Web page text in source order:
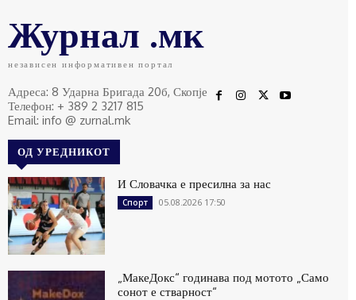
Журнал .мк
независен информативен портал
Адреса: 8 Ударна Бригада 20б, Скопје
Телефон: + 389 2 3217 815
Email: info @ zurnal.mk
ОД УРЕДНИКОТ
И Словачка е пресилна за нас
Спорт 05.08.2026 17:50
„МакеДокс“ годинава под мотото „Само
сонот е стварност“